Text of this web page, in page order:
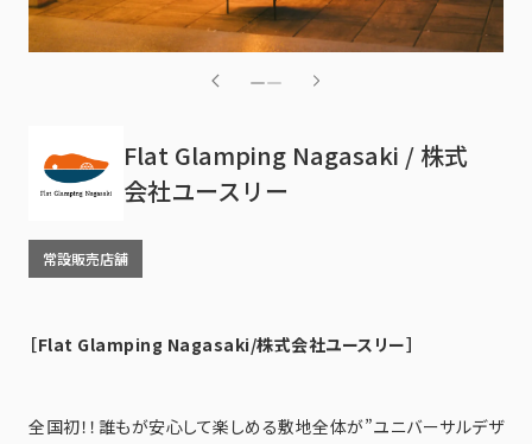
Flat Glamping Nagasaki / 株式
会社ユースリー
常設販売店舗
［Flat Glamping Nagasaki/株式会社ユースリー］
全国初！！誰もが安心して楽しめる敷地全体が”ユニバーサルデザ